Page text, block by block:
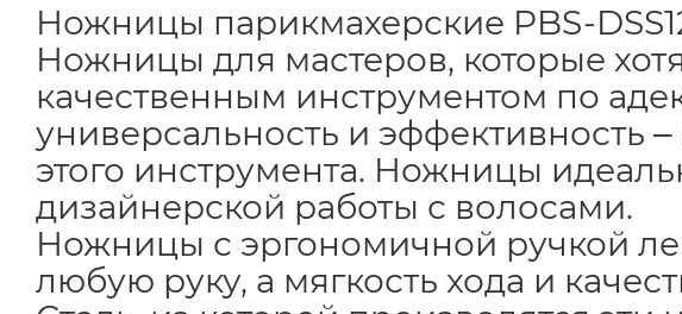
Ножницы парикмахерские PBS-
Ножницы для мастеров, которые
качественным инструментом по
универсальность и эффективность
этого инструмента. Ножницы
дизайнерской работы с волосами.
Ножницы с эргономичной ручкой
любую руку, а мягкость хода и